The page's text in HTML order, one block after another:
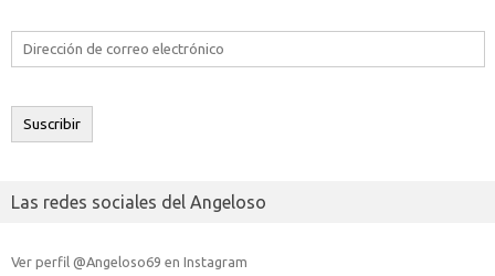
Dirección
electrónico
Suscribir
Las redes sociales del Angeloso
Ver perfil @Angeloso69 en Instagram